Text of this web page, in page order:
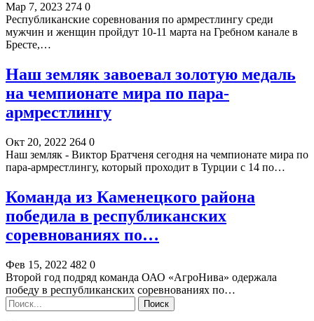
Мар 7, 2023 274 0
Республиканские соревнования по армрестлингу среди
мужчин и женщин пройдут 10-11 марта на Гребном канале в
Бресте,…
Наш земляк завоевал золотую медаль
на чемпионате мира по пара-
армрестлингу
Окт 20, 2022 264 0
Наш земляк - Виктор Братченя сегодня на чемпионате мира по
пара-армрестлингу, который проходит в Турции с 14 по…
Команда из Каменецкого района
победила в республиканских
соревнованиях по…
Фев 15, 2022 482 0
Второй год подряд команда ОАО «АгроНива» одержала
победу в республиканских соревнованиях по…